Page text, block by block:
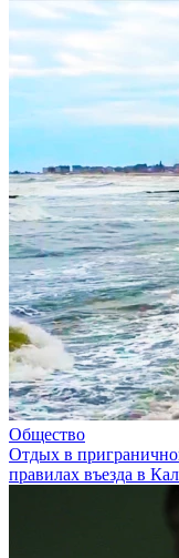
Общество
Отдых в
правилах въезда в